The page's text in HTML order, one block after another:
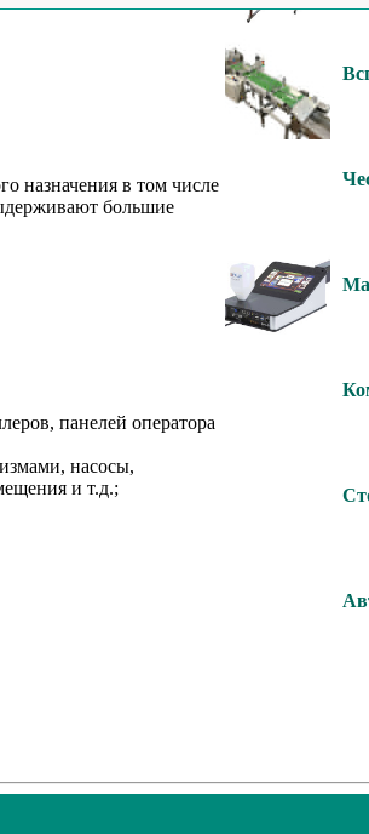
назначения в том числе
большие
панелей оператора
насосы,
и т.д.;